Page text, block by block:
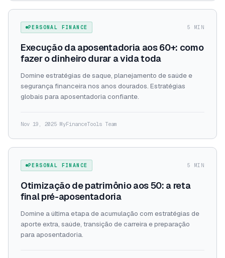
PERSONAL FINANCE 5 MIN
Execução da aposentadoria aos 60+: como
fazer o dinheiro durar a vida toda
Domine estratégias de saque, planejamento de saúde e
segurança financeira nos anos dourados. Estratégias
globais para aposentadoria confiante.
Nov 19, 2025· MyFinanceTools Team
PERSONAL FINANCE 5 MIN
Otimização de patrimônio aos 50: a reta
final pré-aposentadoria
Domine a última etapa de acumulação com estratégias de
aporte extra, saúde, transição de carreira e preparação
para aposentadoria.